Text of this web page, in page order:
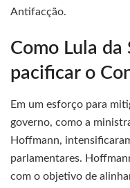
Antifacção.
Como Lula
pacificar o
Em um esforço para
governo, como a
Hoffmann,
parlamentares.
com o objetivo de